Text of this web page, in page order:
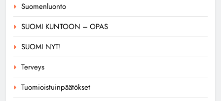
Suomenluonto
SUOMI KUNTOON – OPAS
SUOMI NYT!
Terveys
Tuomioistuinpäätökset